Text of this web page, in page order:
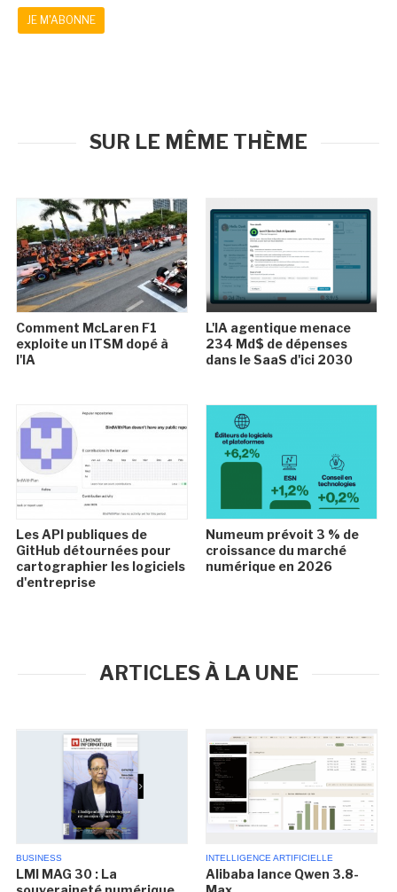
JE M'ABONNE
SUR LE MÊME THÈME
Comment McLaren F1
exploite un ITSM dopé à
l'IA
L'IA agentique menace
234 Md$ de dépenses
dans le SaaS d'ici 2030
Les API publiques de
GitHub détournées pour
cartographier les logiciels
d'entreprise
Numeum prévoit 3 % de
croissance du marché
numérique en 2026
ARTICLES À LA UNE
BUSINESS
LMI MAG 30 : La
INTELLIGENCE ARTIFICIELLE
Alibaba lance Qwen 3.8-